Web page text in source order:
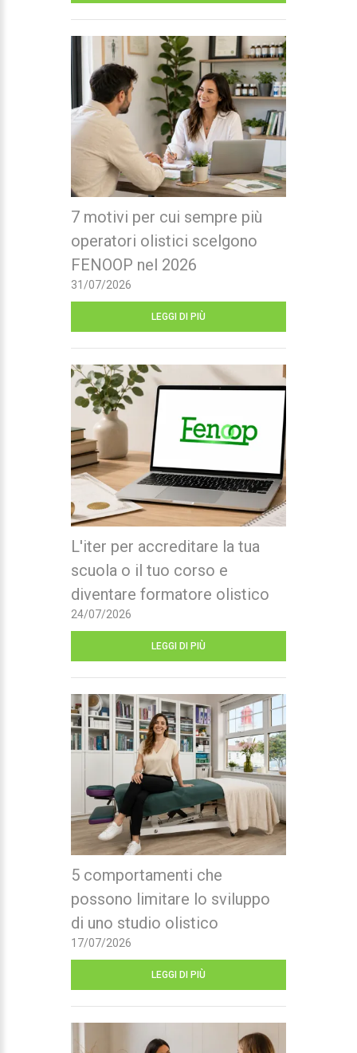
7 motivi per cui sempre più
operatori olistici scelgono
FENOOP nel 2026
31/07/2026
LEGGI DI PIÙ
L'iter per accreditare la tua
scuola o il tuo corso e
diventare formatore olistico
24/07/2026
LEGGI DI PIÙ
5 comportamenti che
possono limitare lo sviluppo
di uno studio olistico
17/07/2026
LEGGI DI PIÙ